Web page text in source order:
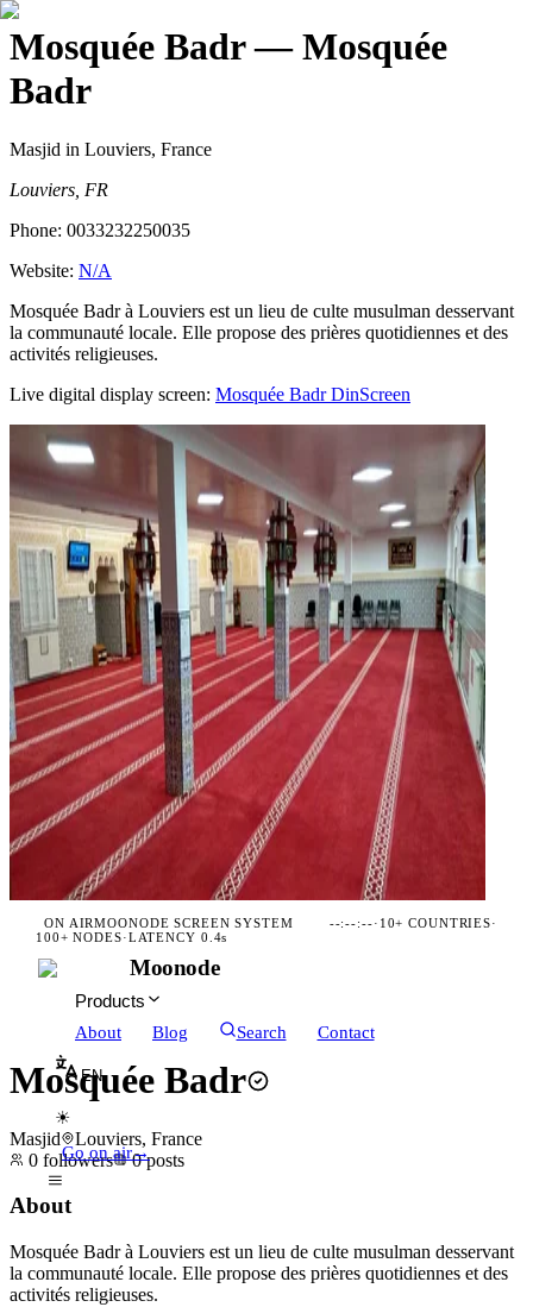
Mosquée Badr— Mosquée
Badr
Masjid in Louviers, France
Louviers, FR
Phone: 0033232250035
Website: N/A
Mosquée Badr à Louviers est un lieu de culte musulman desservant
la communauté locale. Elle propose des prières quotidiennes et des
activités religieuses.
Live digital display screen: Mosquée BadrDinScreen
ON AIRMOONODE SCREEN SYSTEM --:--:--· 10+ COUNTRIES·
100+ NODES·LATENCY 0.4s
Moonode
Products
About
Blog Search Contact
EN
☀
Go on air→
Mosquée Badr
Masjid
Louviers, France
0 followers 0 posts
About
Mosquée Badr à Louviers est un lieu de culte musulman desservant
la communauté locale. Elle propose des prières quotidiennes et des
activités religieuses.